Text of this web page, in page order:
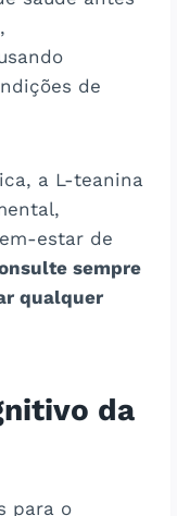
de
a L-teanina
estar de
sempre
qualquer
da
para o